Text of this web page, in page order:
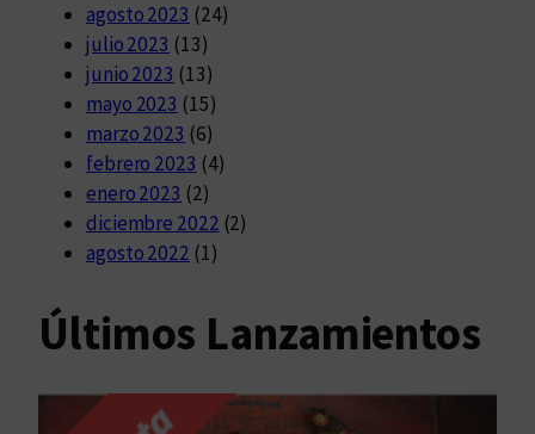
agosto 2023 (24)
julio 2023 (13)
junio 2023 (13)
mayo 2023 (15)
marzo 2023 (6)
febrero 2023 (4)
enero 2023 (2)
diciembre 2022 (2)
agosto 2022 (1)
Últimos Lanzamientos